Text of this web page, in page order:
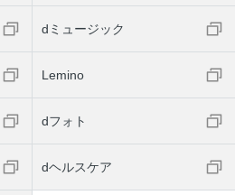
dミュージック
Lemino
dフォト
dヘルスケア